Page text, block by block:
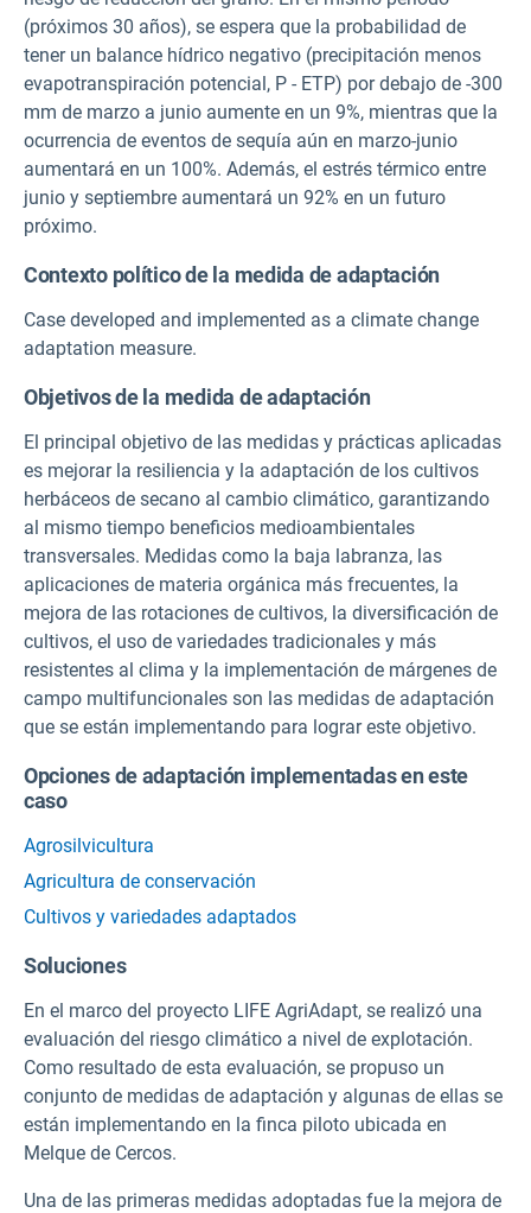
(próximos 30 años), se espera que la probabilidad de
tener un balance hídrico negativo (precipitación menos
evapotranspiración potencial, P - ETP) por debajo de -300
mm de marzo a junio aumente en un 9%, mientras que la
ocurrencia de eventos de sequía aún en marzo-junio
aumentará en un 100%. Además, el estrés térmico entre
junio y septiembre aumentará un 92% en un futuro
próximo.
Contexto político de la medida de adaptación
Case developed and implemented as a climate change
adaptation measure.
Objetivos de la medida de adaptación
El principal objetivo de las medidas y prácticas aplicadas
es mejorar la resiliencia y la adaptación de los cultivos
herbáceos de secano al cambio climático, garantizando
al mismo tiempo beneficios medioambientales
transversales. Medidas como la baja labranza, las
aplicaciones de materia orgánica más frecuentes, la
mejora de las rotaciones de cultivos, la diversificación de
cultivos, el uso de variedades tradicionales y más
resistentes al clima y la implementación de márgenes de
campo multifuncionales son las medidas de adaptación
que se están implementando para lograr este objetivo.
Opciones de adaptación implementadas en este
caso
Agrosilvicultura
Agricultura de conservación
Cultivos y variedades adaptados
Soluciones
En el marco del proyecto LIFE AgriAdapt, se realizó una
evaluación del riesgo climático a nivel de explotación.
Como resultado de esta evaluación, se propuso un
conjunto de medidas de adaptación y algunas de ellas se
están implementando en la finca piloto ubicada en
Melque de Cercos.
Una de las primeras medidas adoptadas fue la mejora de